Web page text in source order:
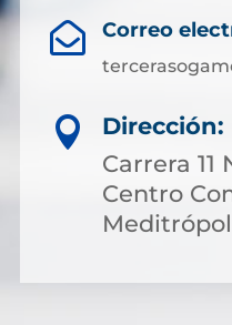
 Correo

Dirección:
Carrera 11
Centro